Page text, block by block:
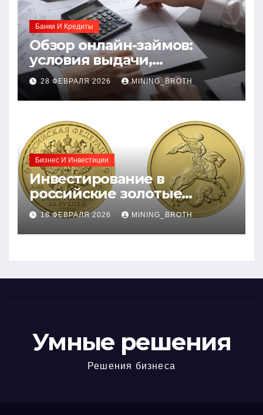
Банки И Кредиты
Обзор онлайн-займов:
условия выдачи,
процентные ставки и
требования к заемщикам
28 ФЕВРАЛЯ 2026 MINING_BROTH
Бизнес И Инвестиции
Инвестирование в
российские золотые
монеты: подробное
руководство
18 ФЕВРАЛЯ 2026 MINING_BROTH
Умные решения
Решения бизнеса